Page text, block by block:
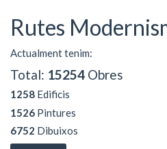
Rutes
Actualment tenim:
Total: 15254 Obres
1258 Edificis
1526 Pintures
6752 Dibuixos